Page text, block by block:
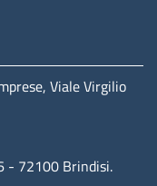
Viale Virgilio
- 72100 Brindisi.